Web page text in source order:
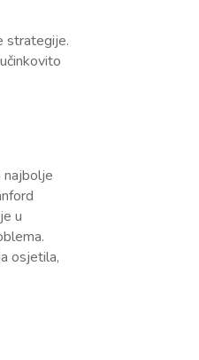
strategije.
najbolje
u
osjetila,